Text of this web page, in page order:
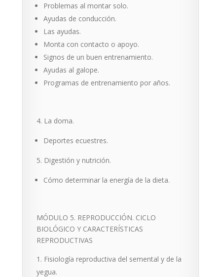
Problemas al montar solo.
Ayudas de conducción.
Las ayudas.
Monta con contacto o apoyo.
Signos de un buen entrenamiento.
Ayudas al galope.
Programas de entrenamiento por años.
La doma.
Deportes ecuestres.
Digestión y nutrición.
Cómo determinar la energía de la dieta.
MÓDULO 5. REPRODUCCIÓN. CICLO
BIOLÓGICO Y CARACTERÍSTICAS
REPRODUCTIVAS
Fisiología reproductiva del semental y de la
yegua.